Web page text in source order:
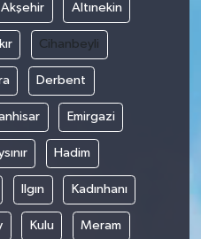
Akşehir Altınekin
Cihanbeyli
Derbent
Emirgazi
Hadim
Ilgın Kadınhanı
Kulu Meram